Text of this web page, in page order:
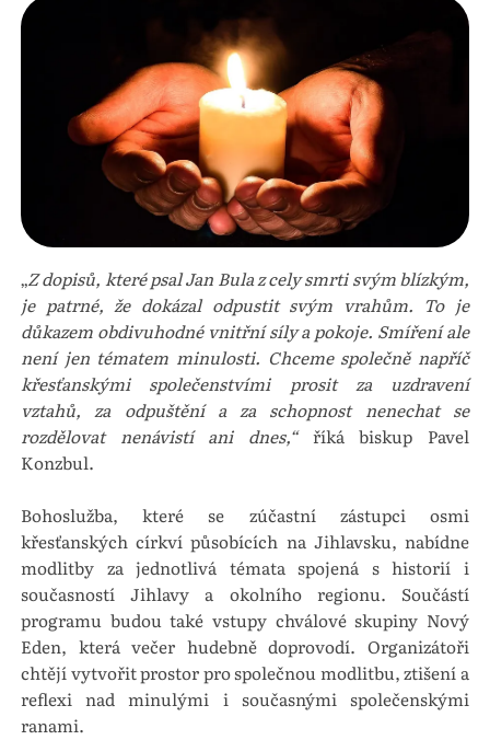
„Z dopisů, které psal Jan Bula z cely smrti svým blízkým,
je patrné, že dokázal odpustit svým vrahům. To je
důkazem obdivuhodné vnitřní síly a pokoje. Smíření ale
není jen tématem minulosti. Chceme společně napříč
křesťanskými společenstvími prosit za uzdravení
vztahů, za odpuštění a za schopnost nenechat se
rozdělovat nenávistí ani dnes,“říká biskup Pavel
Konzbul.
Bohoslužba, které se zúčastní zástupci osmi
křesťanských církví působících na Jihlavsku, nabídne
modlitby za jednotlivá témata spojená s historií i
současností Jihlavy a okolního regionu. Součástí
programu budou také vstupy chválové skupiny Nový
Eden, která večer hudebně doprovodí. Organizátoři
chtějí vytvořit prostor pro společnou modlitbu, ztišení a
reflexi nad minulými i současnými společenskými
ranami.